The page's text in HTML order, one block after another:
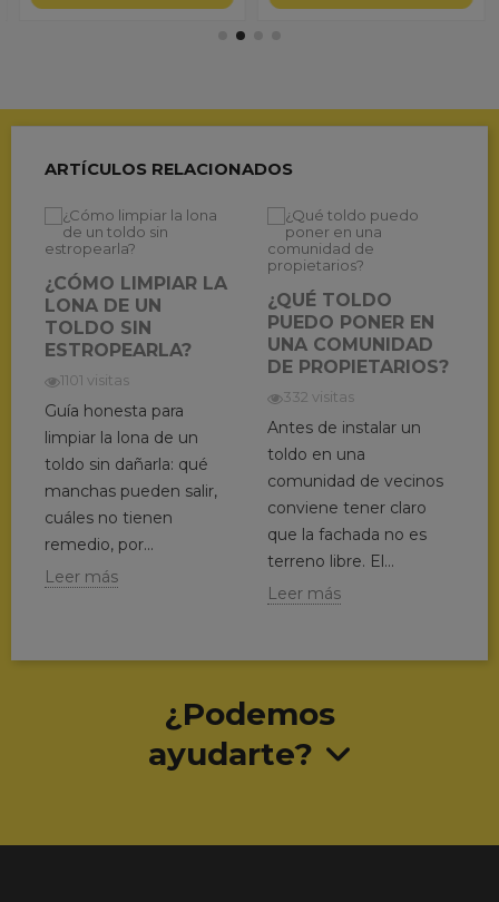
ARTÍCULOS RELACIONADOS
¿CÓMO LIMPIAR LA
LONA DE UN
TOLDO SIN
ESTROPEARLA?
1101 visitas
Guía honesta para
limpiar la lona de un
toldo sin dañarla: qué
manchas pueden salir,
cuáles no tienen
remedio, por...
Leer más
¿QUÉ TOLDO
PUEDO PONER EN
UNA COMUNIDAD
DE PROPIETARIOS?
332 visitas
Antes de instalar un
toldo en una
comunidad de vecinos
conviene tener claro
que la fachada no es
terreno libre. El...
Leer más
¿Podemos
ayudarte?